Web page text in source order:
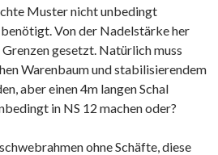
Muster nicht unbedingt
Von der Nadelstärke her
gesetzt. Natürlich muss
Warenbaum und stabilisierendem
aber einen 4m langen Schal
in NS 12 machen oder?
ohne Schäfte, diese